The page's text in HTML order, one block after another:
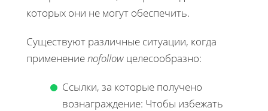
которых они не могут обеспечить.
Существуют различные ситуации, когда
применениеnofollow целесообразно:
Ссылки, за которые получено
вознаграждение: Чтобы избежать